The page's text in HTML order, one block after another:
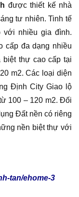
được thiết kế nhà
tư nhiên. Tinh tế
với nhiều gia đình.
cấp đa dạng nhiều
biệt thự cao cấp tại
m2. Các loại diện
Định City Giao lộ
100 – 120 m2. Đối
Đất nền có riêng
nền biệt thự với
tan/ehome-3